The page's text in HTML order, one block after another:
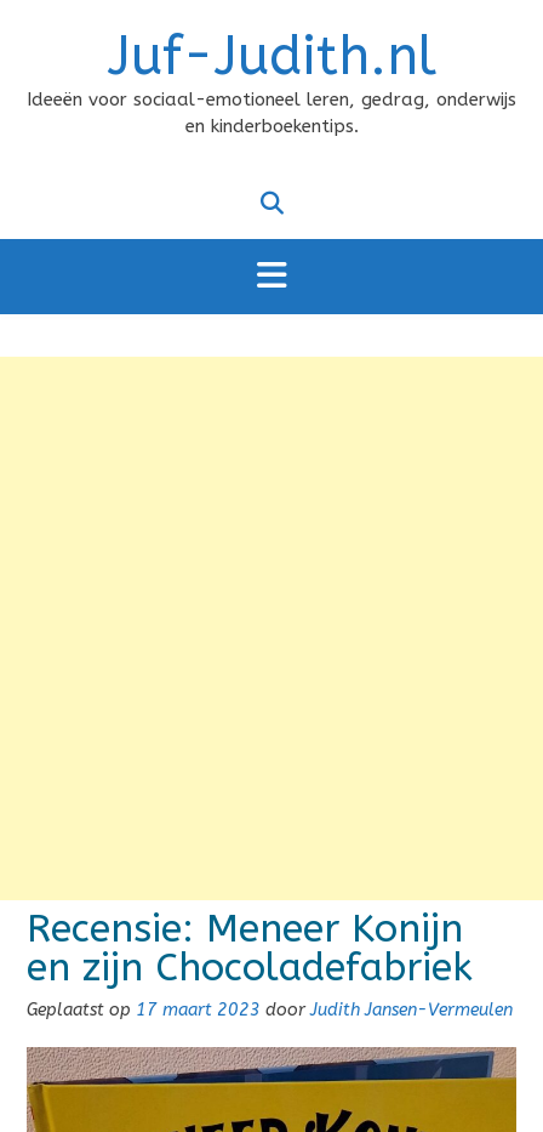
Juf-Judith.nl
Ideeën voor sociaal-emotioneel leren, gedrag, onderwijs
en kinderboekentips.
Recensie: Meneer Konijn
en zijn Chocoladefabriek
Geplaatst op 17 maart 2023 doorJudith Jansen-Vermeulen